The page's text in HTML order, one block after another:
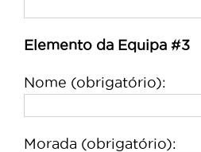
Elemento da Equipa #3
Nome (obrigatório):
Morada (obrigatório):